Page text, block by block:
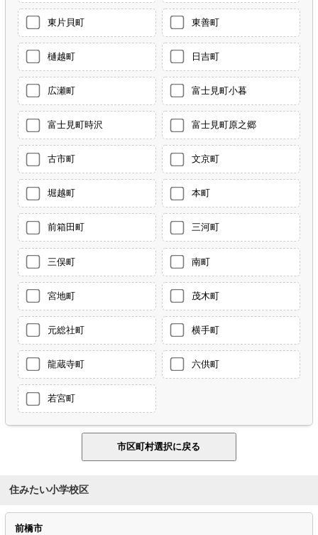
東片貝町 東善町
樋越町 日吉町
広瀬町 富士見町小暮
富士見町時沢 富士見町原之郷
古市町 文京町
堀越町 本町
前箱田町 三河町
三俣町 南町
宮地町 茂木町
元総社町 横手町
龍蔵寺町 六供町
若宮町
住みたい小学校区
前橋市